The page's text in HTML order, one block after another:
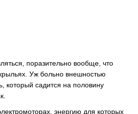
поразительно вообще, что
Уж больно внешностью
который садится на половину
энергию для которых